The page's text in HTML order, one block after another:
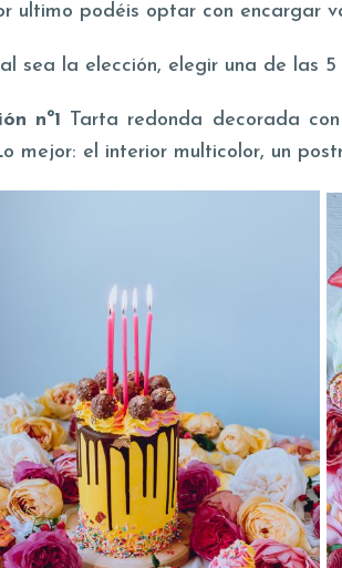
ultimo podéis optar con encargar
sea la elección, elegir una de las
nº1 Tarta redonda decorada
mejor: el interior multicolor, un